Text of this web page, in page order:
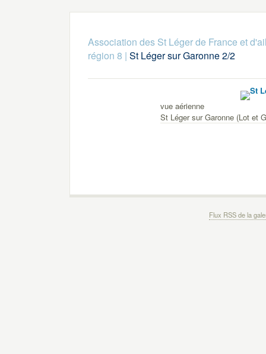
Association des St Léger de France et
région 8 | St Léger sur Garonne 2/2
vue aérienne
St Léger sur Garonne (Lot et
Flux RSS de la